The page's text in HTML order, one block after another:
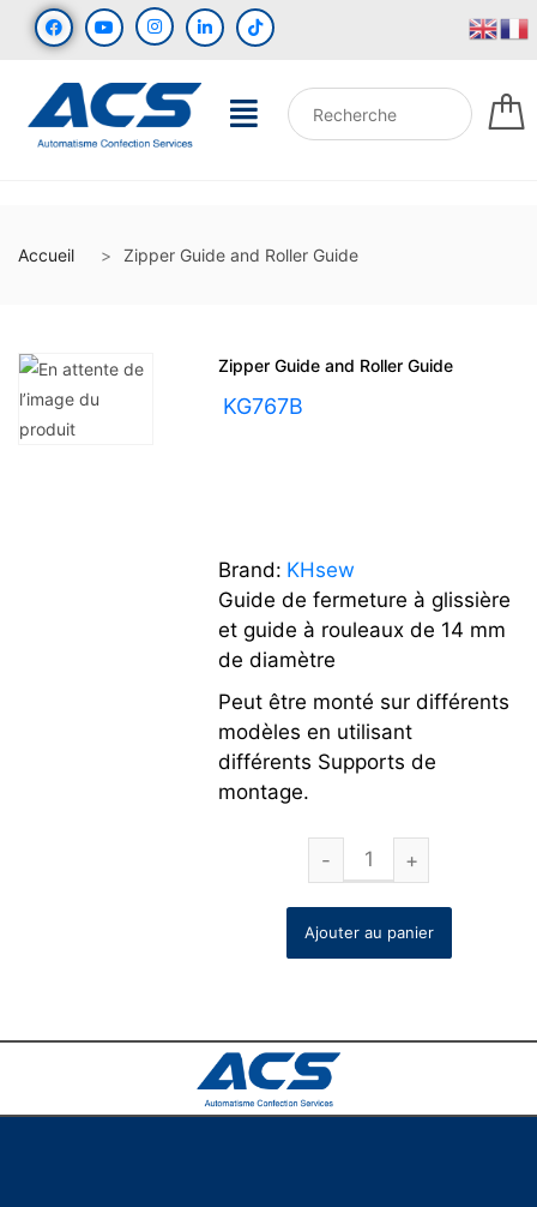
Accueil Zipper Guide and Roller Guide
Zipper Guide and Roller Guide
KG767B
Brand: KHsew
Guide de fermeture à glissière
et guide à rouleaux de 14 mm
de diamètre
Peut être monté sur différents
modèles en utilisant
différents Supports de
montage.
Ajouter au panier